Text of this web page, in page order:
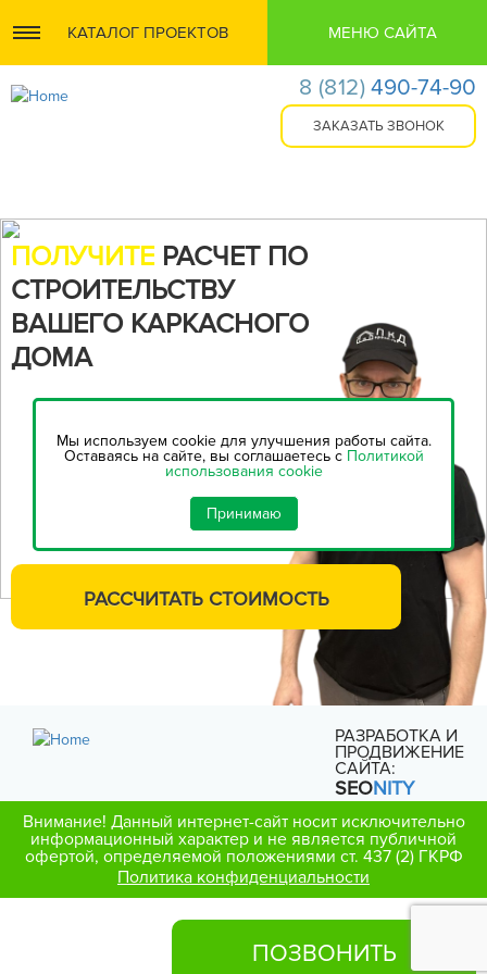
КАТАЛОГ ПРОЕКТОВ МЕНЮ САЙТА
8 (812) 490-74-90
ПОЛУЧИТЕ РАСЧЕТ ПО
СТРОИТЕЛЬСТВУ
ВАШЕГО КАРКАСНОГО
ДОМА
Воспользуйтесь нашим
онлайн-калькулятором,
рассчитать стоимость
РАССЧИТАТЬ СТОИМОСТЬ
РАЗРАБОТКА И
ПРОДВИЖЕНИЕ
САЙТА:
SEONITY
Внимание! Данный интернет-сайт носит исключительно
информационный характер и не является публичной
офертой, определяемой положениями ст. 437 (2) ГКРФ
Политика конфиденциальности
ПОЗВОНИТЬ
Мы используем cookie для улучшения работы сайта.
Оставаясь на сайте, вы соглашаетесь с Политикой
использования cookie
Принимаю